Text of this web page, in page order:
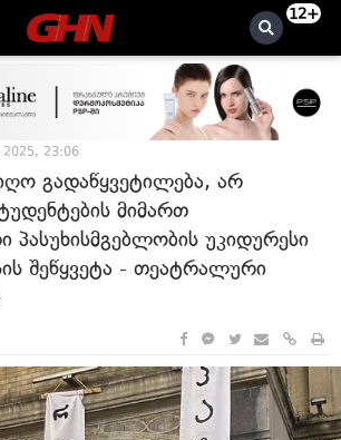
12+
2025, 23:06
გადაწყვეტილება, არ
მიმართ
პასუხისმგებლობის უკიდურესი
შეწყვეტა - თეატრალური